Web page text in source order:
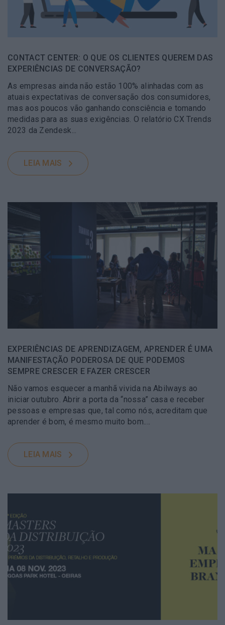
CONTACT CENTER: O QUE OS CLIENTES QUEREM DAS
EXPERIÊNCIAS DE CONVERSAÇÃO?
As empresas ainda não estão 100% alinhadas com as
atuais expectativas de conversação dos consumidores,
mas aos poucos vão ganhando consciência e tomando
medidas para as suas exigências. O relatório CX Trends
2023 da Zendesk...
LEIA MAIS
EXPERIÊNCIAS DE APRENDIZAGEM, APRENDER É UMA
MANIFESTAÇÃO PODEROSA DE QUE PODEMOS
SEMPRE CRESCER E FAZER CRESCER
Não vamos esquecer a manhã vivida na Abilways ao
iniciar outubro. Abrir a porta da “nossa” casa e receber
pessoas e empresas que, tal como nós, acreditam que
aprender é bom, é mesmo muito bom....
LEIA MAIS